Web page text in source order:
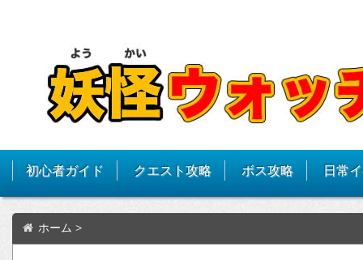
初心者ガイド クエスト攻略 ボス攻略 日常
ホーム >